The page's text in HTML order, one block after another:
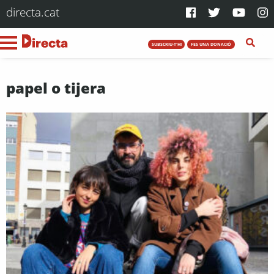
directa.cat
SUBSCRIU-T'HI FES UNA DONACIÓ
papel o tijera